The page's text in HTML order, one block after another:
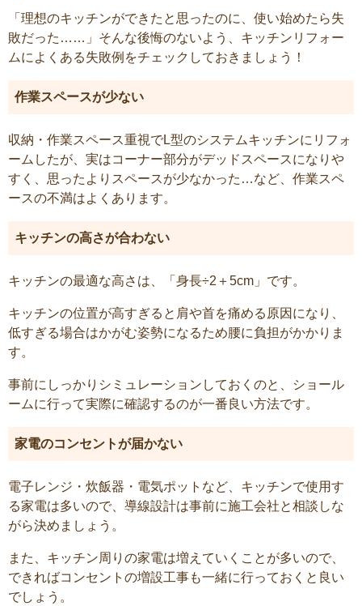
「理想のキッチンができたと思ったのに、使い始めたら失
敗だった……」そんな後悔のないよう、キッチンリフォー
ムによくある失敗例をチェックしておきましょう！
作業スペースが少ない
収納・作業スペース重視でL型のシステムキッチンにリフォ
ームしたが、実はコーナー部分がデッドスペースになりや
すく、思ったよりスペースが少なかった…など、作業スペ
ースの不満はよくあります。
キッチンの高さが合わない
キッチンの最適な高さは、「身長÷2＋5cm」です。
キッチンの位置が高すぎると肩や首を痛める原因になり、
低すぎる場合はかがむ姿勢になるため腰に負担がかかりま
す。
事前にしっかりシミュレーションしておくのと、ショール
ームに行って実際に確認するのが一番良い方法です。
家電のコンセントが届かない
電子レンジ・炊飯器・電気ポットなど、キッチンで使用す
る家電は多いので、導線設計は事前に施工会社と相談しな
がら決めましょう。
また、キッチン周りの家電は増えていくことが多いので、
できればコンセントの増設工事も一緒に行っておくと良い
でしょう。